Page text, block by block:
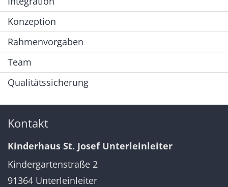
Konzeption
Rahmenvorgaben
Team
Qualitätssicherung
Kontakt
Kinderhaus St. Josef Unterleinleiter
Kindergartenstraße 2
91364 Unterleinleiter